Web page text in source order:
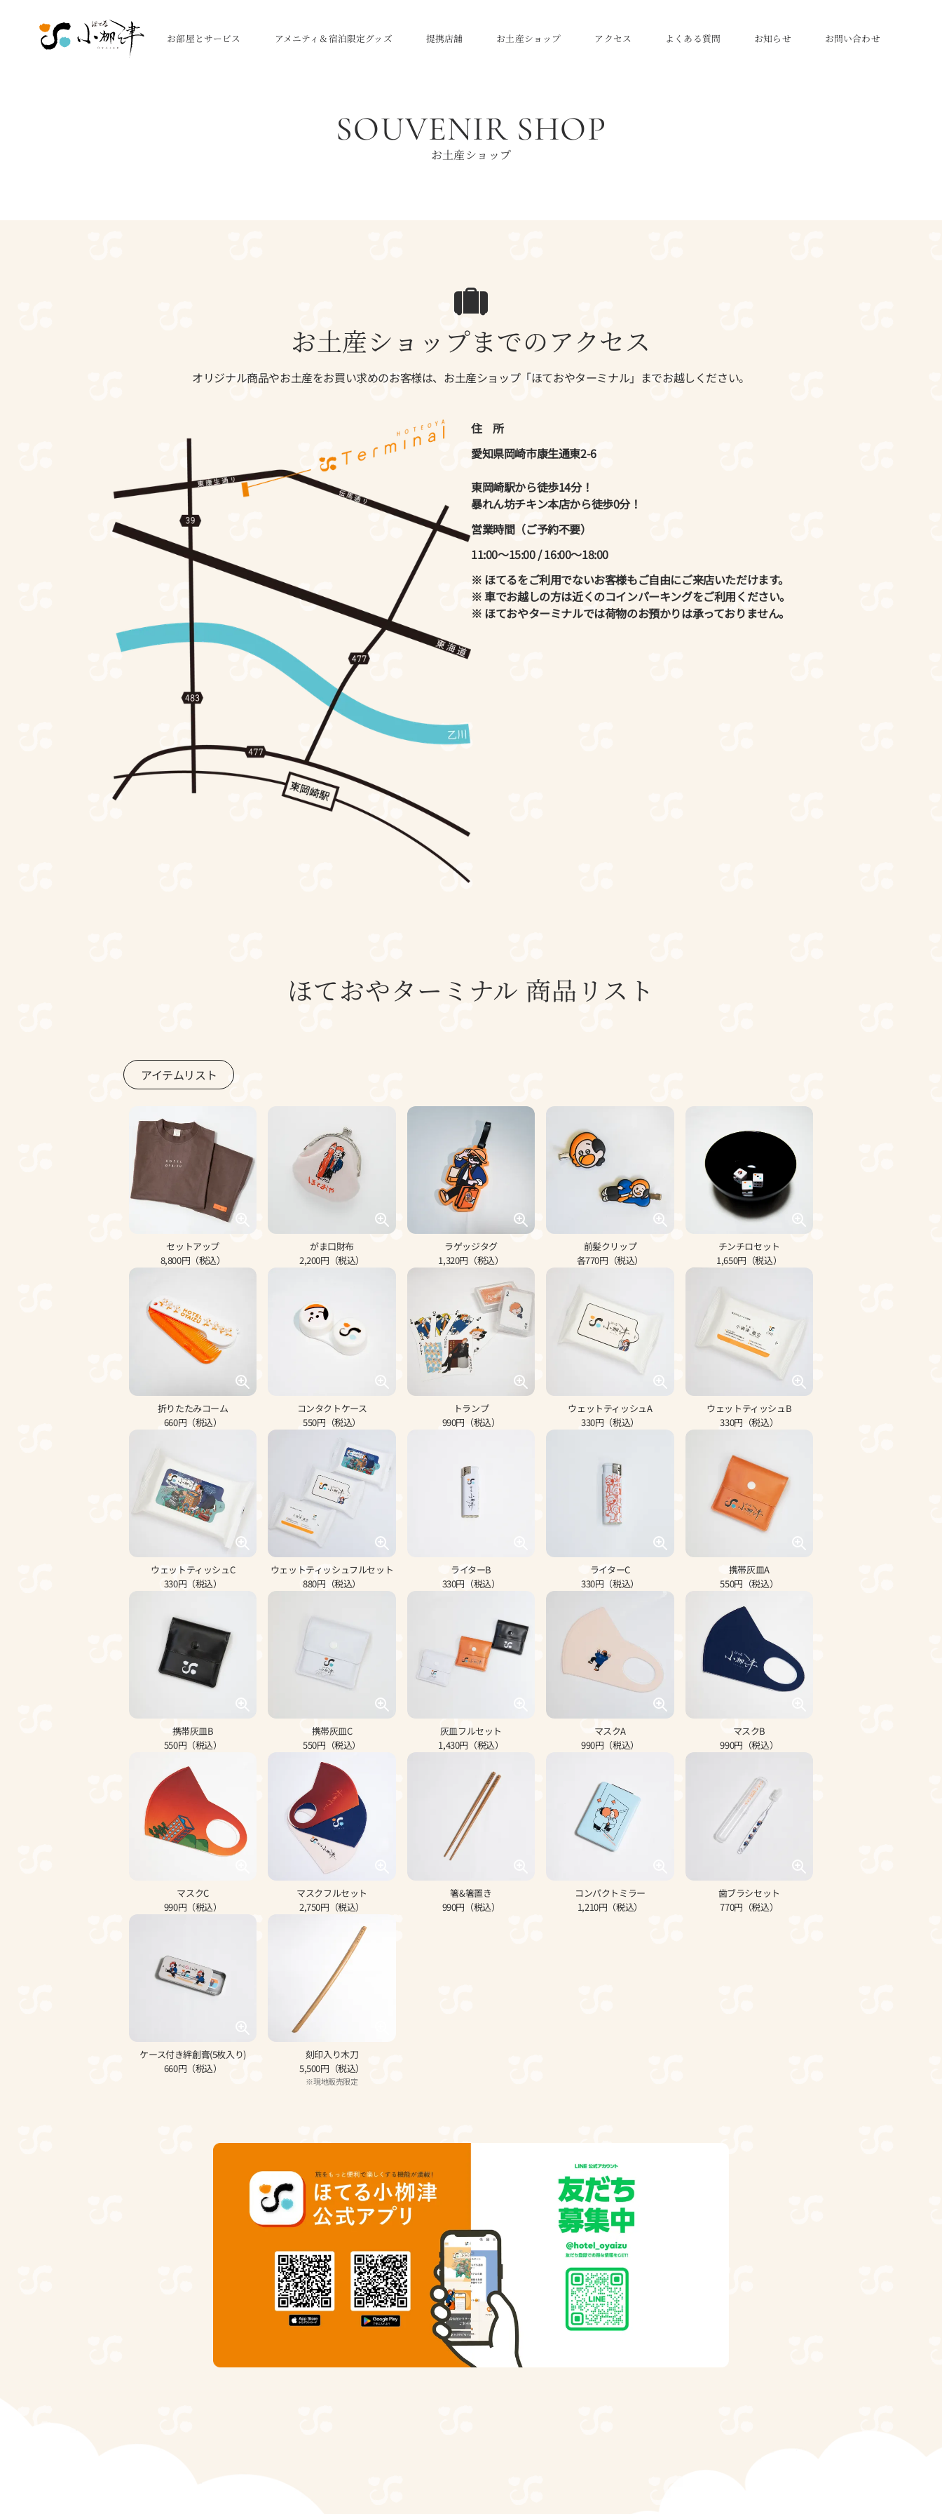
お部屋とサービス アメニティ＆宿泊限定グッズ 提携店舗 お土産ショップ アクセス よくある質問 お知らせ お問い合わせ
SOUVENIR SHOP
お土産ショップ
お土産ショップまでのアクセス
オリジナル商品やお土産をお買い求めのお客様は、お土産ショップ「ほておやターミナル」までお越しください。
住 所
愛知県岡崎市康生通東2-6
東岡崎駅から徒歩14分！
暴れん坊チキン本店から徒歩0分！
営業時間（ご予約不要）
11:00〜15:00 / 16:00〜18:00
※ ほてるをご利用でないお客様もご自由にご来店いただけます。
※ 車でお越しの方は近くのコインパーキングをご利用ください。
※ ほておやターミナルでは荷物のお預かりは承っておりません。
ほておやターミナル 商品リスト
アイテムリスト
セットアップ
8,800円（税込）
がま口財布
2,200円（税込）
ラゲッジタグ
1,320円（税込）
前髪クリップ
各770円（税込）
チンチロセット
1,650円（税込）
折りたたみコーム
660円（税込）
コンタクトケース
550円（税込）
トランプ
990円（税込）
ウェットティッシュA
330円（税込）
ウェットティッシュB
330円（税込）
ウェットティッシュC
330円（税込）
ウェットティッシュフルセット
880円（税込）
ライターB
330円（税込）
ライターC
330円（税込）
携帯灰皿A
550円（税込）
携帯灰皿B
550円（税込）
携帯灰皿C
550円（税込）
灰皿フルセット
1,430円（税込）
マスクA
990円（税込）
マスクB
990円（税込）
マスクC
990円（税込）
マスクフルセット
2,750円（税込）
箸&箸置き
990円（税込）
コンパクトミラー
1,210円（税込）
歯ブラシセット
770円（税込）
ケース付き絆創膏(5枚入り)
660円（税込）
刻印入り木刀
5,500円（税込）
※現地販売限定